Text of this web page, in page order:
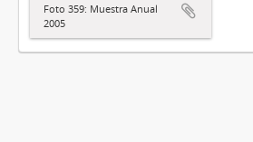
Foto 359: Muestra Anual
2005